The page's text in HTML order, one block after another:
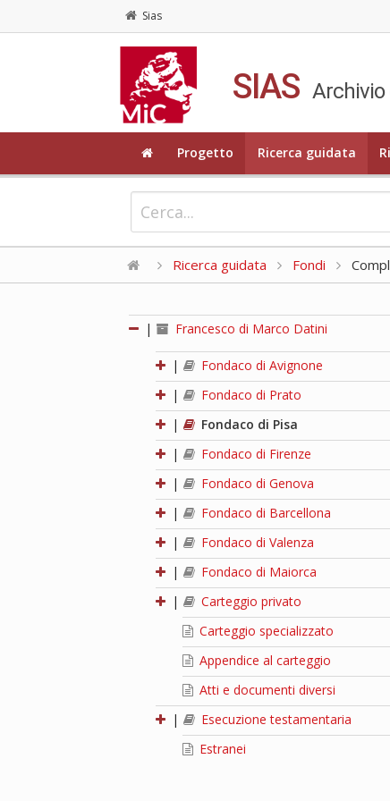
Sias
SIAS Archivio
Progetto Ricerca guidata
Ricerca guidata Fondi
| Francesco di Marco Datini
|
Fondaco di Avignone
|
Fondaco di Prato
|
Fondaco di Pisa
|
Fondaco di Firenze
|
Fondaco di Genova
|
Fondaco di Barcellona
|
Fondaco di Valenza
|
Fondaco di Maiorca
|
Carteggio privato
Carteggio specializzato
Appendice al carteggio
Atti e documenti diversi
|
Esecuzione testamentaria
Estranei